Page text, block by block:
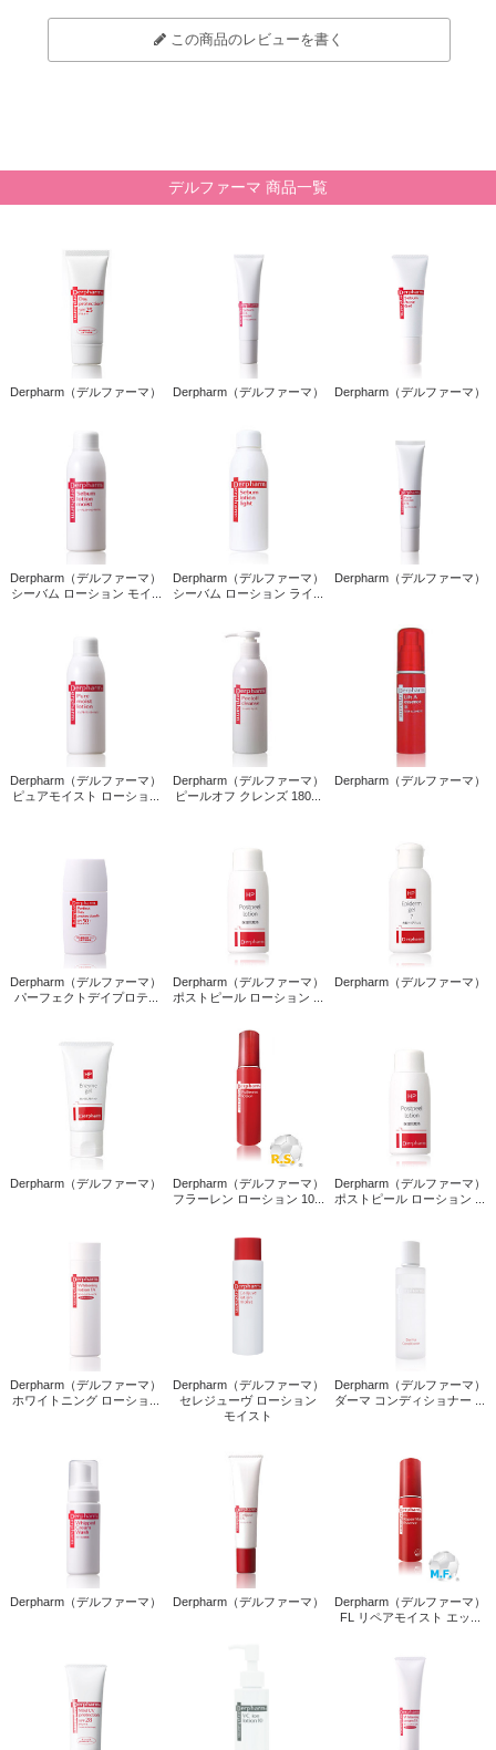
この商品のレビューを書く
デルファーマ 商品一覧
Derpharm（デルファーマ） Derpharm（デルファーマ） Derpharm（デルファーマ）
Derpharm（デルファーマ）
シーバム ローション モイ...
Derpharm（デルファーマ）
シーバム ローション ライ...
Derpharm（デルファーマ）
Derpharm（デルファーマ）
ピュアモイスト ローショ...
Derpharm（デルファーマ）
ピールオフ クレンズ 180...
Derpharm（デルファーマ）
Derpharm（デルファーマ）
パーフェクトデイプロテ...
Derpharm（デルファーマ）
ポストピール ローション ...
Derpharm（デルファーマ）
Derpharm（デルファーマ）
Derpharm（デルファーマ）
フラーレン ローション 10...
Derpharm（デルファーマ）
ポストピール ローション ...
Derpharm（デルファーマ）
ホワイトニング ローショ...
Derpharm（デルファーマ）
セレジューヴ ローション
モイスト
Derpharm（デルファーマ）
ダーマ コンディショナー ...
Derpharm（デルファーマ） Derpharm（デルファーマ）
Derpharm（デルファーマ）
FL リペアモイスト エッ...